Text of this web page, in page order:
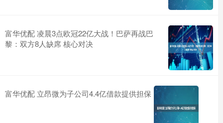
富华优配 凌晨3点欧冠22亿大战！巴萨再战巴
黎：双方8人缺席 核心对决
富华优配 立昂微为子公司4.4亿借款提供担保